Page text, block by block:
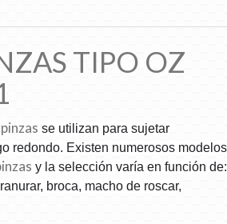
TIPO OZ
se utilizan para sujetar
redondo. Existen numerosos modelos
y la selección varía en función de:
broca, macho de roscar,